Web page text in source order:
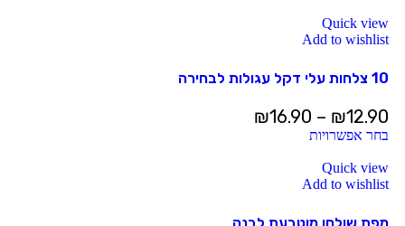
Quick view
Add to wishlist
10 צלחות עלי דקל עגולות לבחירה
₪12.90
–
₪16.90
בחר אפשרויות
Quick view
Add to wishlist